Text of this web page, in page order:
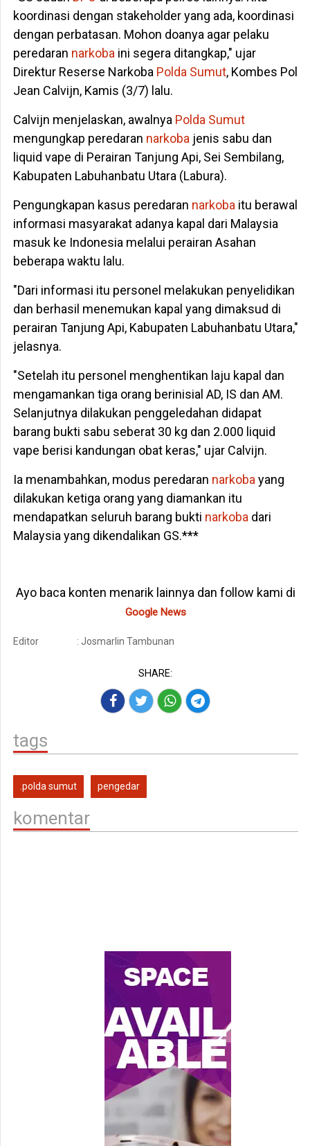
koordinasi dengan stakeholder yang ada, koordinasi
dengan perbatasan. Mohon doanya agar pelaku
peredaran narkobaini segera ditangkap," ujar
Direktur Reserse NarkobaPolda Sumut, Kombes Pol
Jean Calvijn, Kamis (3/7) lalu.
Calvijn menjelaskan, awalnyaPolda Sumut
mengungkap peredaran narkobajenis sabu dan
liquid vape di Perairan Tanjung Api, Sei Sembilang,
Kabupaten Labuhanbatu Utara (Labura).
Pengungkapan kasus peredaran narkobaitu berawal
informasi masyarakat adanya kapal dari Malaysia
masuk ke Indonesia melalui perairan Asahan
beberapa waktu lalu.
"Dari informasi itu personel melakukan penyelidikan
dan berhasil menemukan kapal yang dimaksud di
perairan Tanjung Api, Kabupaten Labuhanbatu Utara,"
jelasnya.
"Setelah itu personel menghentikan laju kapal dan
mengamankan tiga orang berinisial AD, IS dan AM.
Selanjutnya dilakukan penggeledahan didapat
barang bukti sabu seberat 30 kg dan 2.000 liquid
vape berisi kandungan obat keras," ujar Calvijn.
Ia menambahkan, modus peredaran narkobayang
dilakukan ketiga orang yang diamankan itu
mendapatkan seluruh barang bukti narkobadari
Malaysia yang dikendalikan GS.***
Ayo baca konten menarik lainnya dan follow kami di
Google News
Editor : Josmarlin Tambunan
SHARE:
tags
.polda sumut pengedar
komentar